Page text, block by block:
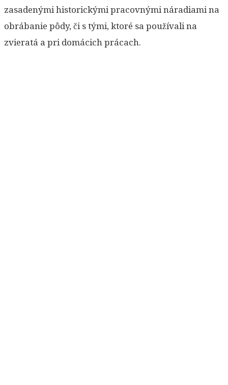
zasadenými historickými pracovnými náradiami na
obrábanie pôdy, či s tými, ktoré sa používali na
zvieratá a pri domácich prácach.